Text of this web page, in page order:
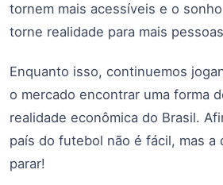
tornem mais acessíveis e o
torne realidade para mais
Enquanto isso, continuemos
o mercado encontrar uma forma
realidade econômica do Brasil.
país do futebol não é fácil, mas a
parar!